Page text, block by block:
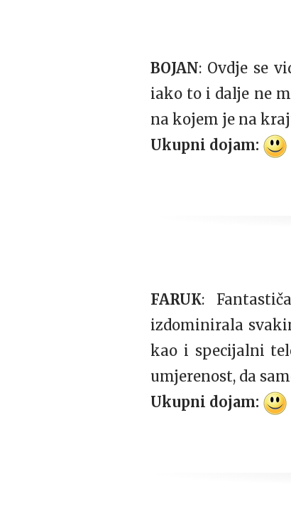
BOJAN: Ovdje se
iako to i dalje ne
na kojem je na
Ukupni dojam:
FARUK:
izdominirala
kao i specijalni
umjerenost, da
Ukupni dojam: